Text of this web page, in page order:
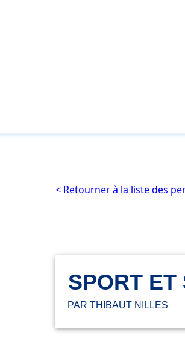
< Retourner à la liste des
SPORT ET
PAR THIBAUT NILLES